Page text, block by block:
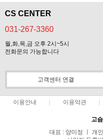
CS CENTER
031-267-3360
월,화,목,금 오후 2시~5시
전화문의 가능합니다
고객센터 연결
이용안내 이용약관
고
대표 : 양미정 ㅣ 개